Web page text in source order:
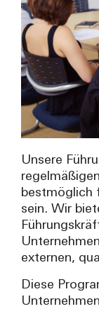
Unsere
bestmöglich
sein. Wir
externen,
Diese